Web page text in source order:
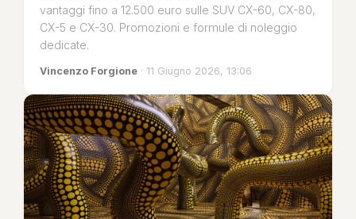
vantaggi fino a 12.500 euro sulle SUV CX-60, CX-80,
CX-5 e CX-30. Promozioni e formule di noleggio
dedicate.
Vincenzo Forgione · 11 Giugno 2026, 13:06